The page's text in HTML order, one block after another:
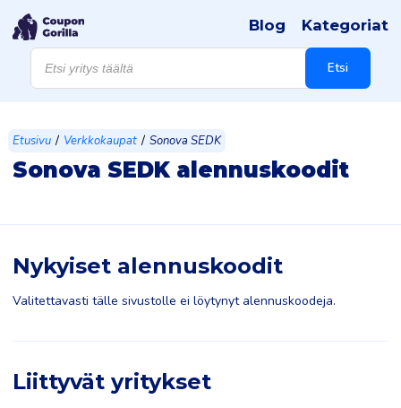
Products
search Etsi
Blog Kategoriat
Etusivu / Verkkokaupat / Sonova SEDK
Sonova SEDK alennuskoodit
Nykyiset alennuskoodit
Valitettavasti tälle sivustolle ei löytynyt alennuskoodeja.
Liittyvät yritykset